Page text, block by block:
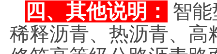
四、其他说明：
智
稀释沥青、热沥青、